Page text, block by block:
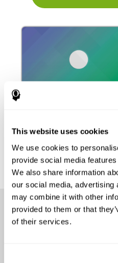
This website uses cookies
We use cookies to
provide social media
We also share information
our social media, advertising
may combine it with other
provided to them or that
of their services.